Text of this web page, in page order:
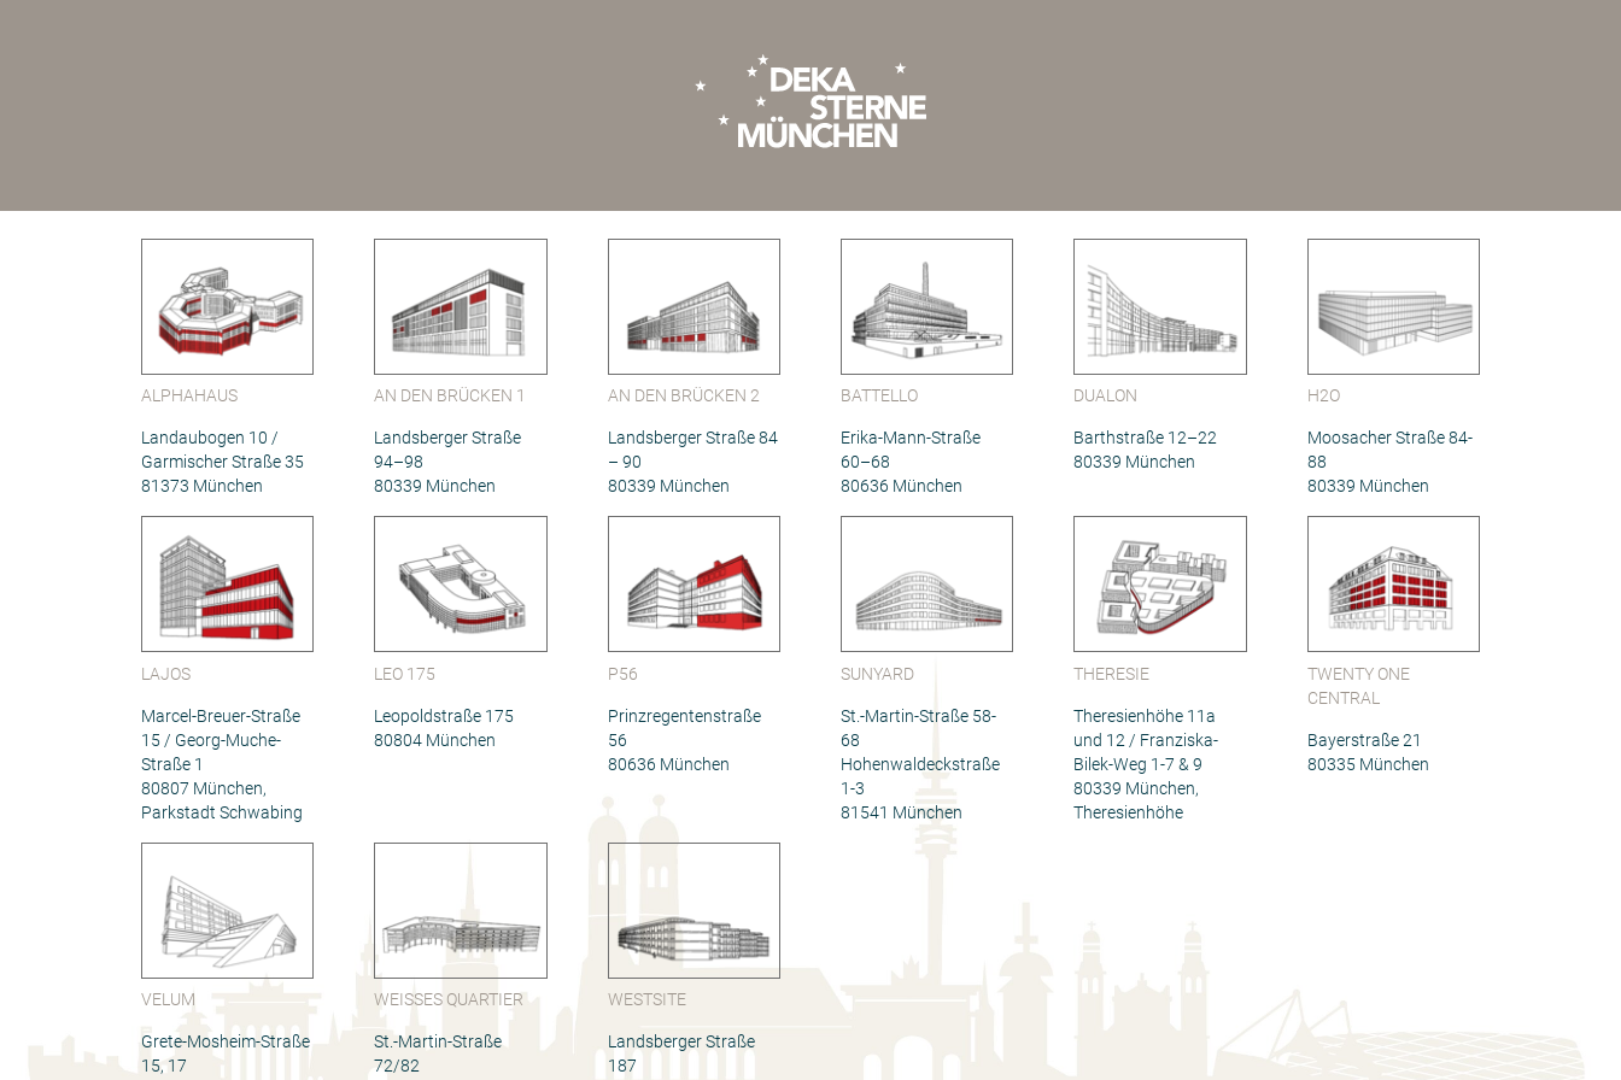
ALPHAHAUS
Landaubogen 10 /
Garmischer Straße 35
81373 München
AN DEN BRÜCKEN 1
Landsberger Straße
94–98
80339 München
AN DEN BRÜCKEN 2
Landsberger Straße 84
– 90
80339 München
BATTELLO
Erika-Mann-Straße
60–68
80636 München
DUALON
Barthstraße 12–22
80339 München
H2O
Moosacher Straße 84-
88
80339 München
LAJOS
Marcel-Breuer-Straße
15 / Georg-Muche-
Straße 1
80807 München,
Parkstadt Schwabing
LEO 175
Leopoldstraße 175
80804 München
P56
Prinzregentenstraße
56
80636 München
SUNYARD
St.-Martin-Straße 58-
68
Hohenwaldeckstraße
1-3
81541 München
THERESIE
Theresienhöhe 11a
und 12 / Franziska-
Bilek-Weg 1-7 & 9
80339 München,
Theresienhöhe
TWENTY ONE
CENTRAL
Bayerstraße 21
80335 München
VELUM
Grete-Mosheim-Straße
15, 17
WEISSES QUARTIER
St.-Martin-Straße
72/82
WESTSITE
Landsberger Straße
187